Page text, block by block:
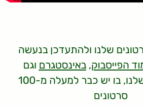
שלנו ולהתעדכן בנעשה
הפייסבוק,באינסטגרם וגם
שלנו, בו יש כבר למעלה מ-100
סרטונים